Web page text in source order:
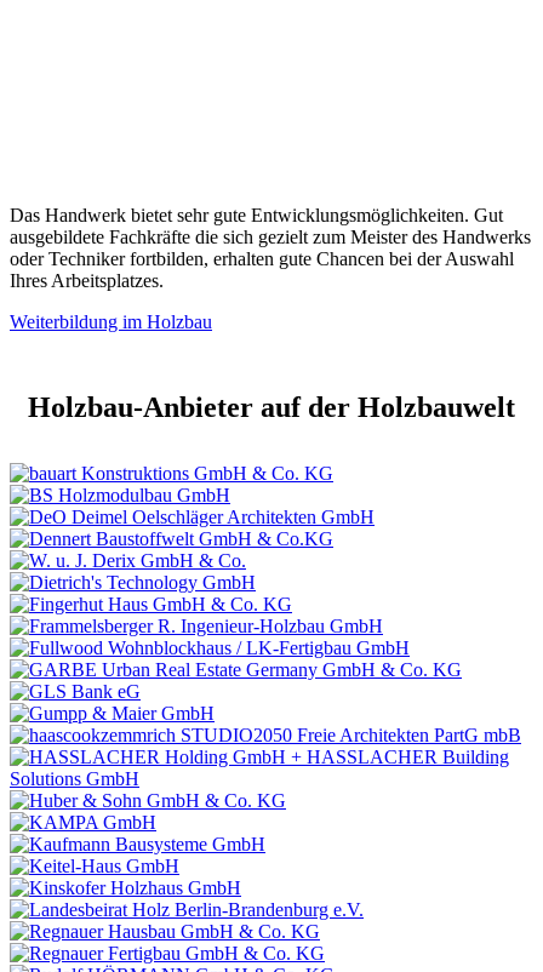
Das Handwerk bietet sehr gute Entwicklungsmöglichkeiten. Gut
ausgebildete Fachkräfte die sich gezielt zum Meister des Handwerks
oder Techniker fortbilden, erhalten gute Chancen bei der Auswahl
Ihres Arbeitsplatzes.
Weiterbildung im Holzbau
Holzbau-Anbieter auf der Holzbauwelt